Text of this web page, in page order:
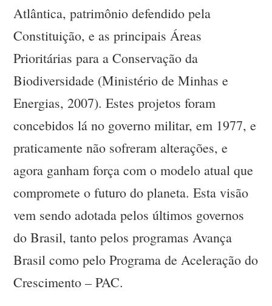
Atlântica, patrimônio defendido pela
Constituição, e as principais Áreas
Prioritárias para a Conservação da
Biodiversidade (Ministério de Minhas e
Energias, 2007). Estes projetos foram
concebidos lá no governo militar, em 1977, e
praticamente não sofreram alterações, e
agora ganham força com o modelo atual que
compromete o futuro do planeta. Esta visão
vem sendo adotada pelos últimos governos
do Brasil, tanto pelos programas Avança
Brasil como pelo Programa de Aceleração do
Crescimento – PAC.